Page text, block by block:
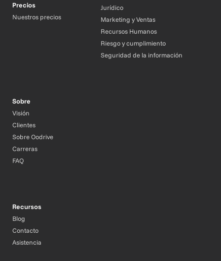
Precios
Nuestros precios
Jurídico
Marketing y Ventas
Recursos Humanos
Riesgo y cumplimiento
Seguridad de la información
Sobre
Visión
Clientes
Sobre Oodrive
Carreras
FAQ
Recursos
Blog
Contacto
Asistencia